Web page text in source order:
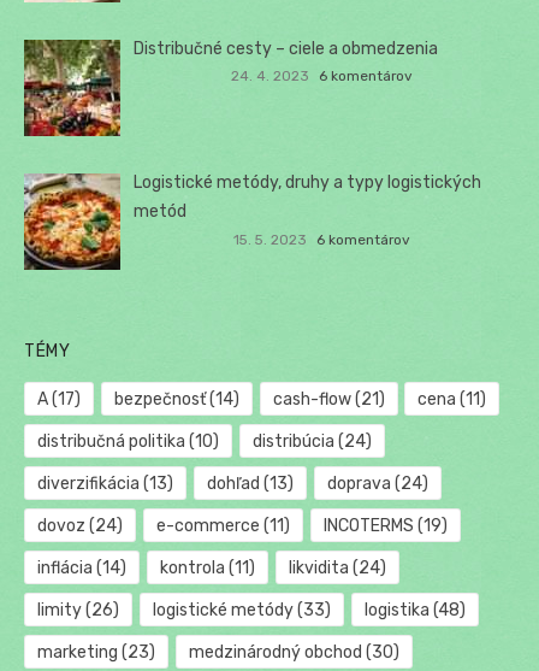
Distribučné cesty – ciele a obmedzenia
24. 4. 2023 6 komentárov
Logistické metódy, druhy a typy logistických
metód
15. 5. 2023 6 komentárov
TÉMY
A(17) bezpečnosť(14) cash-flow(21) cena (11)
distribučná politika (10) distribúcia (24)
diverzifikácia (13) dohľad (13) doprava (24)
dovoz (24) e-commerce (11) INCOTERMS (19)
inflácia (14) kontrola (11) likvidita (24)
limity(26) logistické metódy(33) logistika (48)
marketing (23) medzinárodný obchod (30)